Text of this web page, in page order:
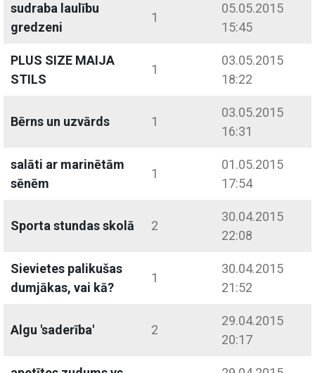
sudraba laulību
gredzeni
1
05.05.2015
15:45
PLUS SIZE MAIJA
STILS
1
03.05.2015
18:22
Bērns un uzvārds 1
03.05.2015
16:31
salāti ar marinētām
sēnēm
1
01.05.2015
17:54
Sporta stundas skolā 2
30.04.2015
22:08
Sievietes palikušas
dumjākas, vai kā?
1
30.04.2015
21:52
Algu 'saderība' 2
29.04.2015
20:17